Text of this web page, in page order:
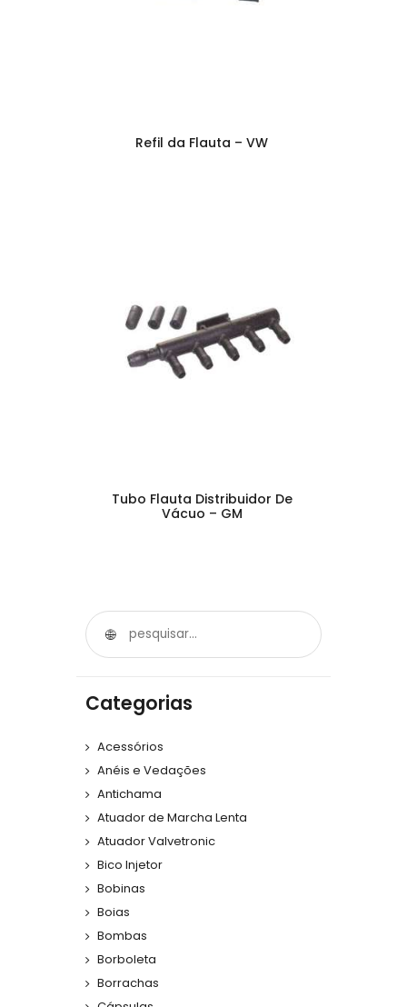
Refil da Flauta – VW
Tubo Flauta Distribuidor De
Vácuo – GM
Categorias
Acessórios
Anéis e Vedações
Antichama
Atuador de Marcha Lenta
Atuador Valvetronic
Bico Injetor
Bobinas
Boias
Bombas
Borboleta
Borrachas